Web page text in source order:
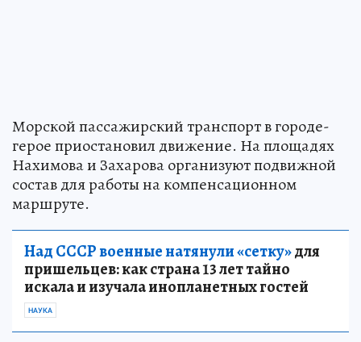
Морской пассажирский транспорт в городе-
герое приостановил движение. На площадях
Нахимова и Захарова организуют подвижной
состав для работы на компенсационном
маршруте.
Над СССР военные натянули «сетку»для
пришельцев: как страна 13 лет тайно
искала и изучала инопланетных гостей
НАУКА